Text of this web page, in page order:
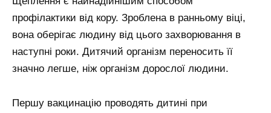
профілактики від кору. Зроблена в ранньому віці,
вона оберігає людину від цього захворювання в
наступні роки. Дитячий організм переносить її
значно легше, ніж організм дорослої людини.
Першу вакцинацію проводять дитині при